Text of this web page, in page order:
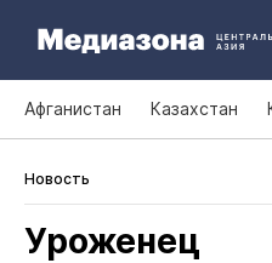
Афганистан Казахстан
Новость
Уроженец